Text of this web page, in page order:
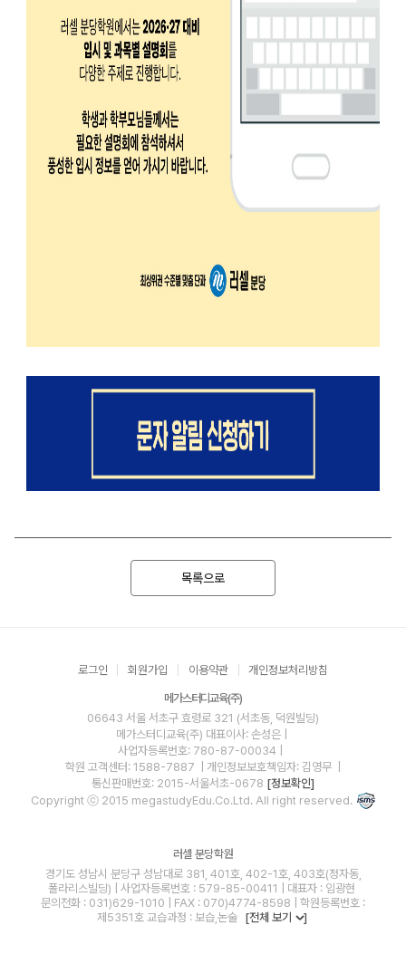
목록으로
로그인 회원가입 이용약관 개인정보처리방침
메가스터디교육(주)
06643 서울 서초구 효령로 321 (서초동, 덕원빌딩)
메가스터디교육(주) 대표이사: 손성은 |
사업자등록번호: 780-87-00034
학원 고객센터: 1588-7887
| 개인정보보호책임자: 김영무
통신판매번호: 2015-서울서초-0678 [정보확인]
Copyright ⓒ 2015 megastudyEdu.Co.Ltd. All right reserved.
러셀 분당학원
경기도 성남시 분당구 성남대로 381, 401호, 402-1호, 403호(정자동,
폴라리스빌딩) | 사업자등록번호 : 579-85-00411 | 대표자 : 임광현
문의전화 : 031)629-1010 | FAX : 070)4774-8598 | 학원등록번호 :
제5351호 교습과정 : 보습,논술
[전체 보기 ]